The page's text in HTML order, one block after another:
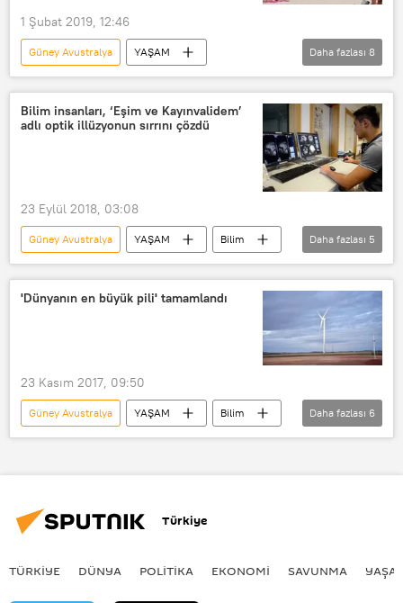
1 Şubat 2019, 12:46
Güney Avustralya
YAŞAM
Asya & Pasifik
Çevre
DÜNYA
Haberler
Avustralya
Adelaide
The Guardian
Daha fazlası 8
Bilim insanları, ‘Eşim ve Kayınvalidem’
adlı optik illüzyonun sırrını çözdü
23 Eylül 2018, 03:08
Güney Avustralya YAŞAM
Bilim
Haberler
Avustralya
Scientific Reports
illüzyon
Daha fazlası 5
'Dünyanın en büyük pili' tamamlandı
23 Kasım 2017, 09:50
Güney Avustralya YAŞAM
Bilim
Haberler
Jay Weatherill
Daha fazlası 6
Türkiye
TÜRKIYE DÜNYA POLİTİKA EKONOMİ SAVUNMA